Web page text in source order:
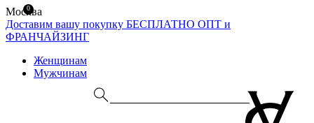
Москва
Доставим вашу покупку БЕСПЛАТНО ОПТ и
ФРАНЧАЙЗИНГ
Женщинам
Мужчинам
0